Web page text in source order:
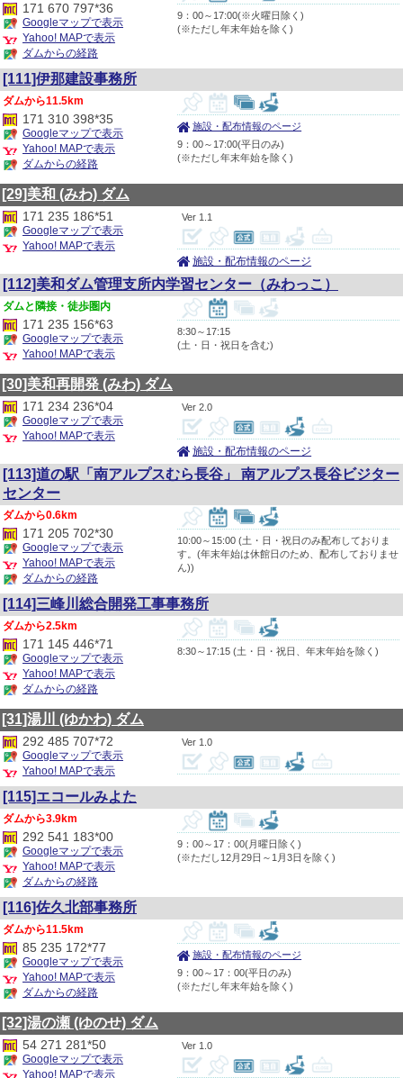
9：00～17:00(※火曜日除く)
(※ただし年末年始を除く)
171 670 797*36
Googleマップで表示
Yahoo! MAPで表示
ダムからの経路
[111]伊那建設事務所
施設・配布情報のページ
9：00～17:00(平日のみ)
(※ただし年末年始を除く)
11.5km
171 310 398*35
Googleマップで表示
Yahoo! MAPで表示
ダムからの経路
[29]美和 (みわ) ダム
1.1
施設・配布情報のページ
171 235 186*51
Googleマップで表示
Yahoo! MAPで表示
[112]美和ダム管理支所内学習センター（みわっこ）
8:30～17:15
(土・日・祝日を含む)
隣接・徒歩圏内
171 235 156*63
Googleマップで表示
Yahoo! MAPで表示
[30]美和再開発 (みわ) ダム
2.0
施設・配布情報のページ
171 234 236*04
Googleマップで表示
Yahoo! MAPで表示
[113]道の駅「南アルプスむら長谷」 南アルプス長谷ビジター
センター
10:00～15:00 (土・日・祝日のみ配布しておりま
す。(年末年始は休館日のため、配布しておりませ
ん))
0.6km
171 205 702*30
Googleマップで表示
Yahoo! MAPで表示
ダムからの経路
[114]三峰川総合開発工事事務所
8:30～17:15 (土・日・祝日、年末年始を除く)
2.5km
171 145 446*71
Googleマップで表示
Yahoo! MAPで表示
ダムからの経路
[31]湯川 (ゆかわ) ダム
1.0
292 485 707*72
Googleマップで表示
Yahoo! MAPで表示
[115]エコールみよた
9：00～17：00(月曜日除く)
(※ただし12月29日～1月3日を除く)
3.9km
292 541 183*00
Googleマップで表示
Yahoo! MAPで表示
ダムからの経路
[116]佐久北部事務所
施設・配布情報のページ
9：00～17：00(平日のみ)
(※ただし年末年始を除く)
11.5km
85 235 172*77
Googleマップで表示
Yahoo! MAPで表示
ダムからの経路
[32]湯の瀬 (ゆのせ) ダム
1.0
54 271 281*50
Googleマップで表示
Yahoo! MAPで表示